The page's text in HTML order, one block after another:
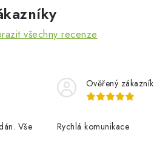
všechny recenze
Vše
Ověřený zákazník
Rychlá komunikace